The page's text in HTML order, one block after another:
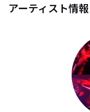
アーティスト情報